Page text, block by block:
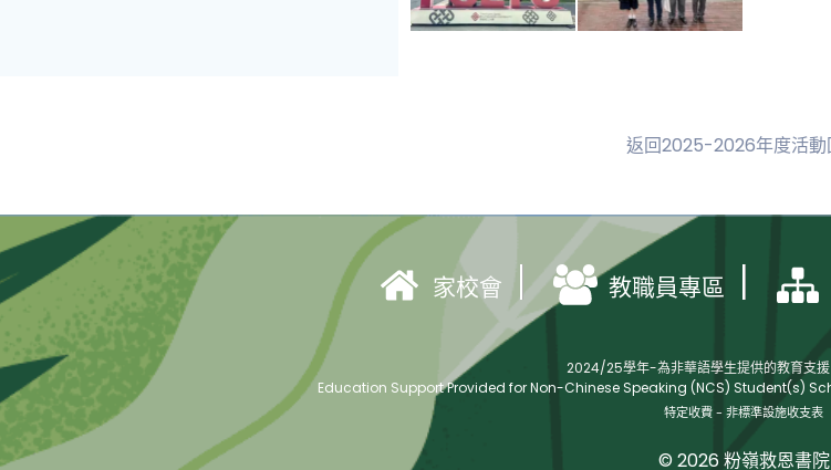
返回2025-2026年度活動
家校會 教職員專區
2024/25學年-為非華語學生提供的教育支
Education Support Provided for Non-Chinese Speaking (NCS) Student(s)
特定收費 - 非標準設施收支表
© 2026 粉嶺救恩書院